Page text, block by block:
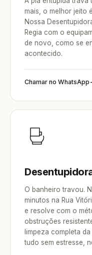
mais, o melhor jeito
Nossa
Regia com o
de novo, como se
acontecido.
Chamar no WhatsApp
O banheiro travou.
minutos na Rua
e resolve com o
obstruções
limpeza completa
tudo sem estresse,